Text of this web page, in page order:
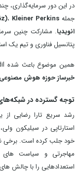
در این دور سرمایه‌گذاری،
جمله
، Kleiner Perkins
انویدیا. مشارکت چنین
پتانسیل فناوری و تیم یک
همین موضوع باعث شده Mirendil در مدت کوتاهی به یکی از
خبرساز حوزه هوش مصنوعی
توجه گسترده در
رشد سریع تارا رضایی از
استارتاپی در سیلیکون‌
خود جلب کرده است. برخی
مهاجرتی و سیاست‌ های
استعدادهایی را با چالش‌